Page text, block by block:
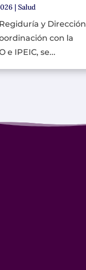
| Salud
y Dirección
con la
e IPEIC, se...